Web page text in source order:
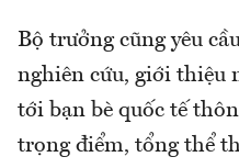
Bộ trưởng cũng yêu
nghiên cứu, giới thiệu
tới bạn bè quốc tế
trọng điểm, tổng thể